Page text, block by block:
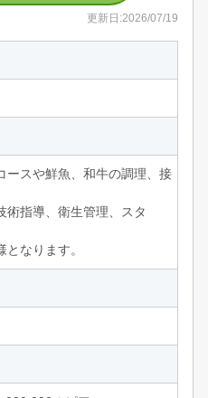
ースや鮮魚、和牛の調理、接
術指導、衛生管理、スタ
なります。
更新日:2026/07/19